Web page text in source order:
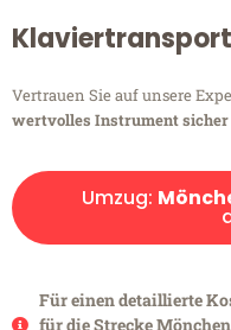
Klaviertransport
Vertrauen Sie auf unsere
wertvolles Instrument sicher
Umzug:
Für einen detaillierte
für die Strecke